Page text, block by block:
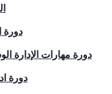
دورة
دورة مهارات الإدارة
دورة